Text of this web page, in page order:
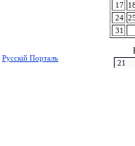
Русскiй Порталъ
17 18
24 25
31